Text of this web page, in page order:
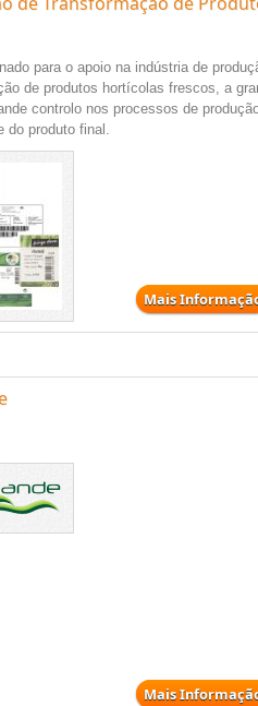
para o apoio na indústria de
de produtos hortícolas frescos, a
controlo nos processos de
do produto final.
Mais
Mais